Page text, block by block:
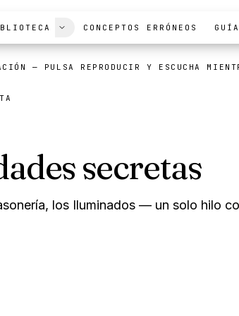
— PULSA REPRODUCIR Y ESCUCHA
CONCEPTOS ERRÓNEOS
secretas
los Iluminados — un solo hilo